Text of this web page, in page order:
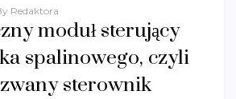
Redaktora
moduł sterujący
spalinowego, czyli
sterownik